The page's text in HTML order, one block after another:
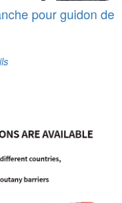
pour guidon de